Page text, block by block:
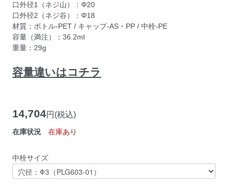
口外径1（ネジ山）：Φ20
口外径2（ネジ谷）：Φ18
材質：ボトル-PET / キャップ-AS・PP / 中栓-PE
容量（満注）：36.2ml
重量：29g
容量違いはコチラ
14,704円(税込)
在庫状況 在庫あり
中栓サイズ